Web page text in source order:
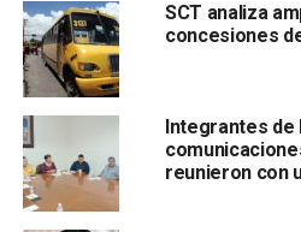
administración y operaciones
Auxiliares (ASA) y está a 5
Tamuín, y espera, con este
ampliación y modernización a lo
extra durante las tres etapas por
Después de terminada la
SCT analiza
concesiones
Integrantes
reunieron con